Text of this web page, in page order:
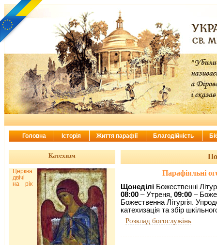
Парафіяльні
Щонеділі Божественні
08:00 – Утреня, 09:00 –
Божественна Літургія.
катехизація та збір
Розклад богослужінь
Катехизм
Церква
двічі
на рік
Головна Історія Життя парафії Благодійність